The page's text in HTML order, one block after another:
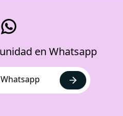
en Whatsapp